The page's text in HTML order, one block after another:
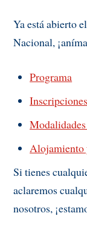
Ya está abierto
Nacional,
Programa
Inscripciones
Alojamiento
Si tienes
aclaremos
nosotros,